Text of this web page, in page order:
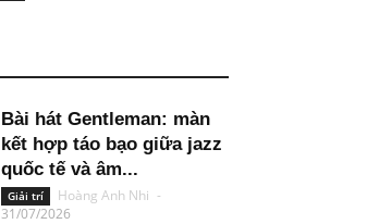
Bài hát Gentleman: màn
kết hợp táo bạo giữa jazz
quốc tế và âm...
Giải trí Hoàng Anh Nhi -
31/07/2026